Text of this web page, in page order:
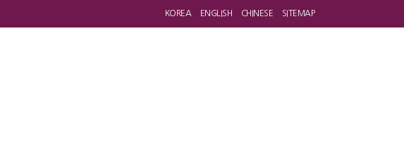
KOREA ENGLISH CHINESE SITEMAP